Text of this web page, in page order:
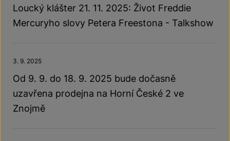
Loucký klášter 21. 11. 2025: Život Freddie
Mercuryho slovy Petera Freestona - Talkshow
3. 9. 2025
Od 9. 9. do 18. 9. 2025 bude dočasně
uzavřena prodejna na Horní České 2 ve
Znojmě